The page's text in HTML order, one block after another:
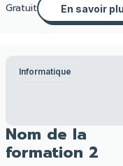
Gratuit En savoir
Informatique
Nom de la
formation 2